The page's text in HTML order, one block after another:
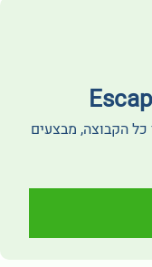
כל הקבוצה, מבצעים